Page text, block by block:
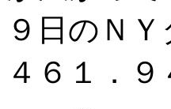
９日のＮ
４６１．９